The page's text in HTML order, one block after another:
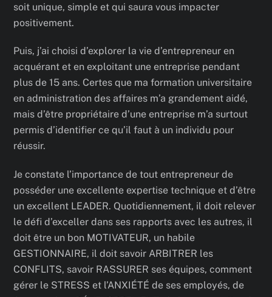
soit unique, simple et qui saura vous impacter
positivement.
Puis, j’ai choisi d’explorer la vie d’entrepreneur en
acquérant et en exploitant une entreprise pendant
plus de 15 ans. Certes que ma formation universitaire
en administration des affaires m’a grandement aidé,
mais d’être propriétaire d’une entreprise m’a surtout
permis d’identifier ce qu’il faut à un individu pour
réussir.
Je constate l’importance de tout entrepreneur de
posséder une excellente expertise technique et d’être
un excellent LEADER. Quotidiennement, il doit relever
le défi d’exceller dans ses rapports avec les autres, il
doit être un bon MOTIVATEUR, un habile
GESTIONNAIRE, il doit savoir ARBITRER les
CONFLITS, savoir RASSURER ses équipes, comment
gérer le STRESS et l’ANXIÉTÉ de ses employés, de